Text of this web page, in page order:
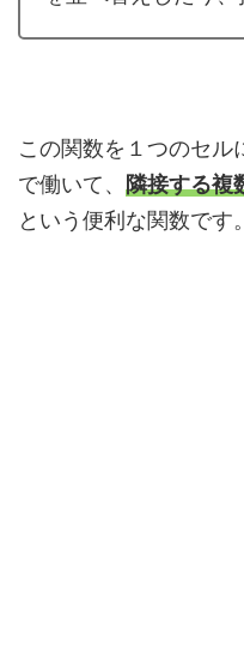
この関数を１つのセル
で働いて、 隣接する複
という便利な関数です。